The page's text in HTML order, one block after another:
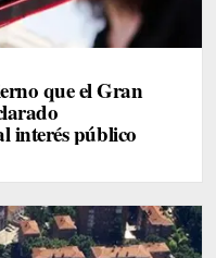
que el Gran
interés público